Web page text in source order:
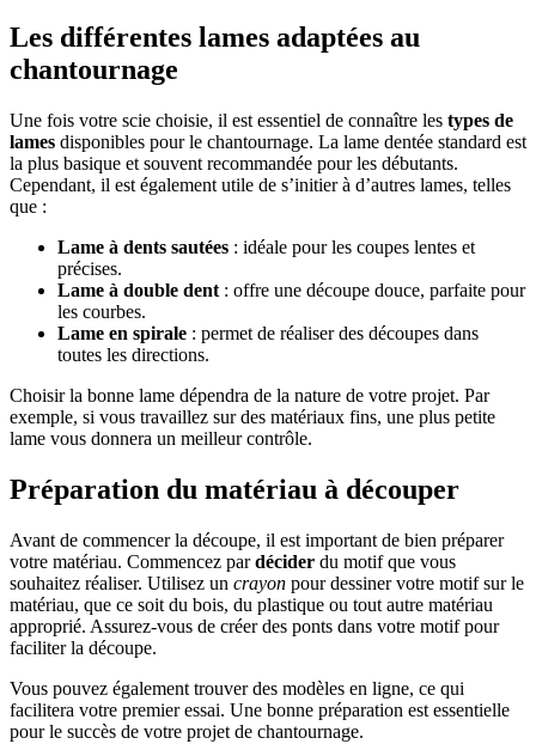
Les différentes lames adaptées au
chantournage
Une fois votre scie choisie, il est essentiel de connaître les types de
lames disponibles pour le chantournage. La lame dentée standard est
la plus basique et souvent recommandée pour les débutants.
Cependant, il est également utile de s’initier à d’autres lames, telles
que :
Lame à dents sautées : idéale pour les coupes lentes et
précises.
Lame à double dent : offre une découpe douce, parfaite pour
les courbes.
Lame en spirale : permet de réaliser des découpes dans
toutes les directions.
Choisir la bonne lame dépendra de la nature de votre projet. Par
exemple, si vous travaillez sur des matériaux fins, une plus petite
lame vous donnera un meilleur contrôle.
Préparation du matériau à découper
Avant de commencer la découpe, il est important de bien préparer
votre matériau. Commencez pardécider du motif que vous
souhaitez réaliser. Utilisez un crayon pour dessiner votre motif sur le
matériau, que ce soit du bois, du plastique ou tout autre matériau
approprié. Assurez-vous de créer des ponts dans votre motif pour
faciliter la découpe.
Vous pouvez également trouver des modèles en ligne, ce qui
facilitera votre premier essai. Une bonne préparation est essentielle
pour le succès de votre projet de chantournage.